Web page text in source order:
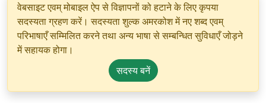
वेबसाइट एवम् मोबाइल ऐप से विज्ञापनों को हटाने के लिए कृपया
सदस्यता ग्रहण करें। सदस्यता शुल्क अमरकोश में नए शब्द एवम्
परिभाषाएँ सम्मिलित करने तथा अन्य भाषा से सम्बन्धित सुविधाएँ जोड़ने
में सहायक होगा।
सदस्य बनें